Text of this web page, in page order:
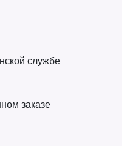
службе
заказе